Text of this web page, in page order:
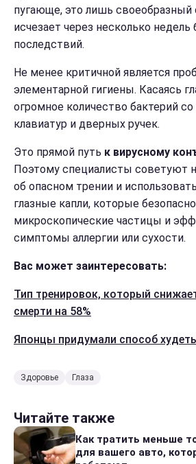
пугающе, это лишь своеобразный
исчезает через несколько недель
последствий.
Не менее критичной является
элементарной гигиены. Касаясь
огромное количество бактерий
клавиатур и дверных ручек.
Это прямой путь к вирусному
Поэтому специалисты советуют
об опасном трении и
глазные капли, которые
микроскопические частицы и
симптомы аллергии или сухости.
Вас может заинтересовать:
Тип тренировок, который
смерти на 58%
Японцы придумали способ
Здоровье Глаза
Читайте также
Как тратить меньше
для вашего авто,